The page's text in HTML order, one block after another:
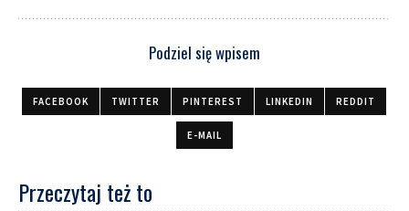
Podziel się wpisem
FACEBOOK TWITTER PINTEREST LINKEDIN REDDIT
E-MAIL
Przeczytaj też to